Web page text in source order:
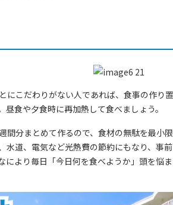
にこだわりがない人であれば、食事の作り
昼食や夕食時に再加熱して食べましょう。
間分まとめて作るので、食材の無駄を最小
水道、電気など光熱費の節約にもなり、事
により毎日「今日何を食べようか」頭を悩